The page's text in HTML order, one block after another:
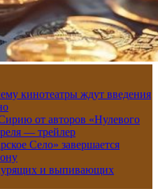
кинотеатры ждут введения
от авторов «Нулевого
— трейлер
Село» завершается
и выпивающих